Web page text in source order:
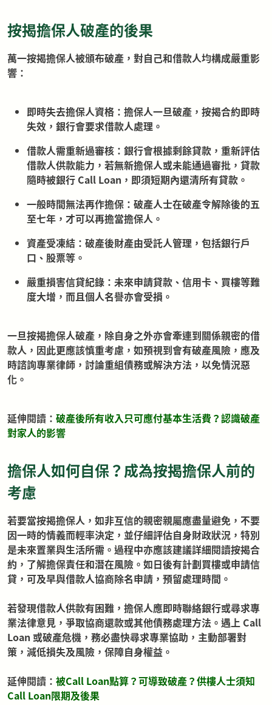
按揭擔保人破產的後果
萬一按揭擔保人被頒布破產，對自己和借款人均構成嚴重影
響：
即時失去擔保人資格：擔保人一旦破產，按揭合約即時
失效，銀行會要求借款人處理。
借款人需重新過審核：銀行會根據剩餘貸款，重新評估
借款人供款能力，若無新擔保人或未能通過審批，貸款
隨時被銀行 Call Loan，即須短期內還清所有貸款。
一般時間無法再作擔保：破產人士在破產令解除後的五
至七年，才可以再擔當擔保人。
資產受凍結：破產後財產由受託人管理，包括銀行戶
口、股票等。
嚴重損害信貸紀錄：未來申請貸款、信用卡、買樓等難
度大增，而且個人名譽亦會受損。
一旦按揭擔保人破產，除自身之外亦會牽連到關係親密的借
款人，因此更應該慎重考慮，如預視到會有破產風險，應及
時諮詢專業律師，討論重組債務或解決方法，以免情況惡
化。
延伸閱讀： 破產後所有收入只可應付基本生活費？認識破產
對家人的影響
擔保人如何自保？成為按揭擔保人前的
考慮
若要當按揭擔保人，如非互信的親密親屬應盡量避免，不要
因一時的情義而輕率決定，並仔細評估自身財政狀況，特別
是未來置業與生活所需。過程中亦應該建議詳細閱讀按揭合
約，了解擔保責任和潛在風險。如日後有計劃買樓或申請信
貸，可及早與借款人協商除名申請，預留處理時間。
若發現借款人供款有困難，擔保人應即時聯絡銀行或尋求專
業法律意見，爭取協商還款或其他債務處理方法。遇上 Call
Loan 或破產危機，務必盡快尋求專業協助，主動部署對
策，減低損失及風險，保障自身權益。
延伸閱讀： 被Call Loan點算？可導致破產？供樓人士須知
Call Loan限期及後果